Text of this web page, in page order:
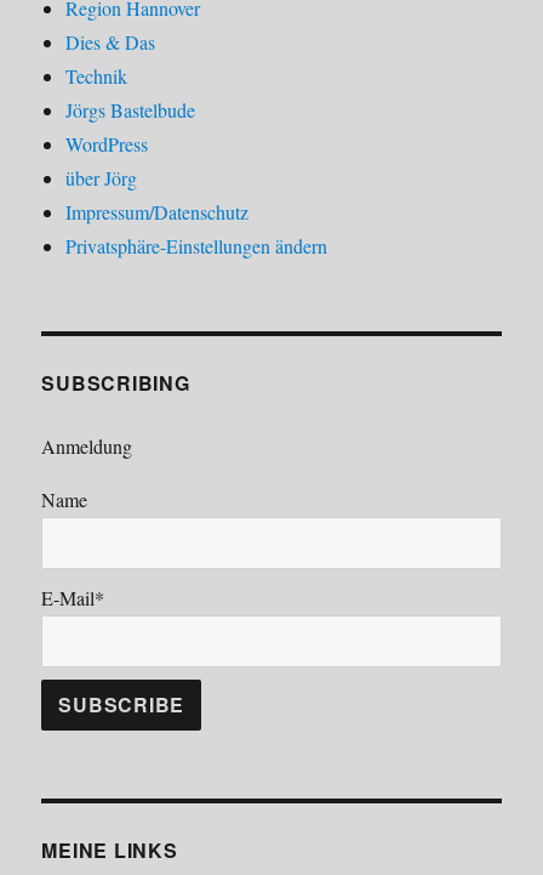
Region Hannover
Dies & Das
Technik
Jörgs Bastelbude
WordPress
über Jörg
Impressum/Datenschutz
Privatsphäre-Einstellungen ändern
SUBSCRIBING
Anmeldung
Name
E-Mail*
MEINE LINKS